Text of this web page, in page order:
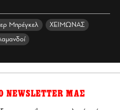
Μπρέγκελ
ΧΕΙΜΩΝΑΣ
NEWSLETTER ΜΑΣ